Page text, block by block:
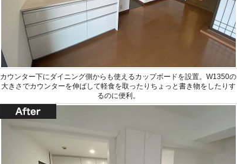
カウンター下にダイニング側からも使えるカップボードを設置。W1350の
大きさでカウンターを伸ばして軽食を取ったりちょっと書き物をしたりす
るのに便利。